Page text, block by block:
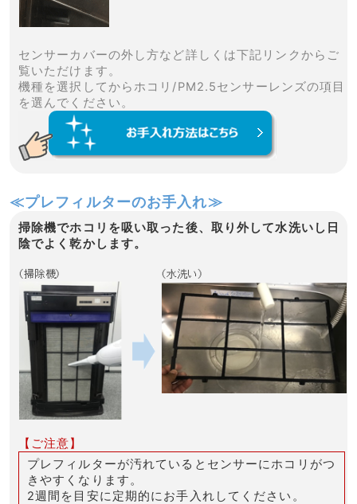
センサーカバーの外し方など詳しくは下記リンクからご
覧いただけます。
機種を選択してからホコリ/PM2.5センサーレンズの項目
を選んでください。
≪プレフィルターのお手入れ≫
掃除機でホコリを吸い取った後、取り外して水洗いし日
陰でよく乾かします。
【ご注意】
プレフィルターが汚れているとセンサーにホコリがつ
きやすくなります。
2週間を目安に定期的にお手入れしてください。